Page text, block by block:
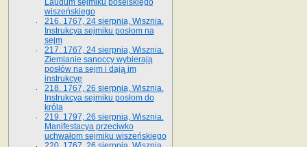
Laudum sejmiku poselskiego
wiszeńskiego
216. 1767, 24 sierpnia, Wisznia.
Instrukcya sejmiku posłom na
sejm
217. 1767, 24 sierpnia, Wisznia.
Ziemianie sanoccy wybierają
posłów na sejm i dają im
instrukcyę
218. 1767, 26 sierpnia, Wisznia.
Instrukcya sejmiku posłom do
króla
219. 1797, 26 sierpnia, Wisznia.
Manifestacya przeciwko
uchwałom sejmiku wiszeńskiego